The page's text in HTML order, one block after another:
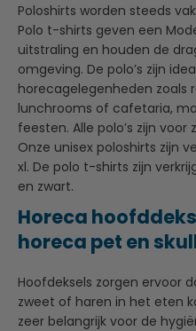
Poloshirts worden steeds
Polo t-shirts geven een
uitstraling en houden de
omgeving. De polo’s zijn
horecagelegenheden zoals
lunchrooms of cafetaria,
feesten. Alle polo’s zijn
Onze unisex poloshirts zijn
xl. De polo t-shirts zijn
en zwart.
Horeca
horeca pet en
Hoofdeksels zorgen ervoor
zweet of haren in het eten
zeer belangrijk voor de